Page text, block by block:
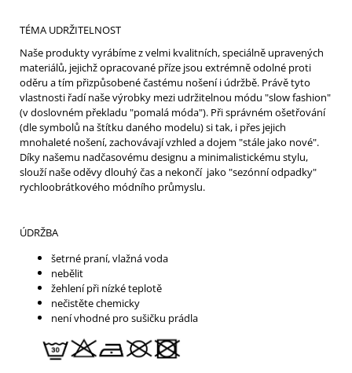
TÉMA UDRŽITELNOST
Naše produkty vyrábíme z velmi kvalitních, speciálně upravených
materiálů, jejichž opracované příze jsou extrémně odolné proti
oděru a tím přizpůsobené častému nošení i údržbě. Právě tyto
vlastnosti řadí naše výrobky mezi udržitelnou módu "slow fashion"
(v doslovném překladu "pomalá móda"). Při správném ošetřování
(dle symbolů na štítku daného modelu) si tak, i přes jejich
mnohaleté nošení, zachovávají vzhled a dojem "stále jako nové".
Díky našemu nadčasovému designu a minimalistickému stylu,
slouží naše oděvy dlouhý čas a nekončí jako "sezónní odpadky"
rychloobrátkového módního průmyslu.
ÚDRŽBA
šetrné praní, vlažná voda
nebělit
žehlení při nízké teplotě
nečistěte chemicky
není vhodné pro sušičku prádla